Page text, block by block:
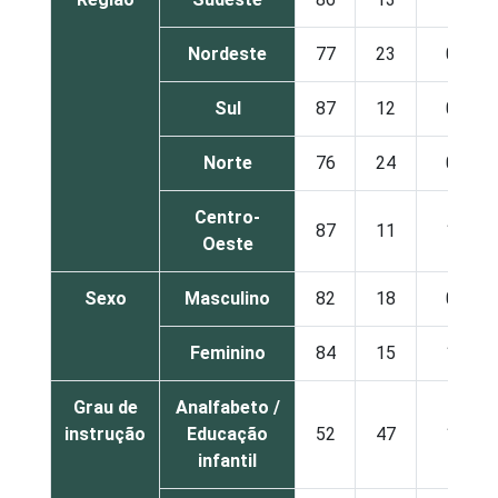
Nordeste 77 23 0
Sul 87 12 0
Norte 76 24 0
Centro-
Oeste
87 11 1
Sexo Masculino 82 18 0
Feminino 84 15 1
Grau de
instrução
Analfabeto /
Educação
infantil
52 47 1